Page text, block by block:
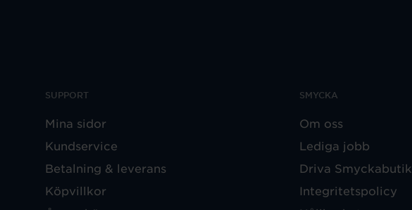
SUPPORT
Mina sidor
Kundservice
Betalning & leverans
Köpvillkor
SMYCKA
Om oss
Lediga jobb
Driva Smyckabutik
Integritetspolicy